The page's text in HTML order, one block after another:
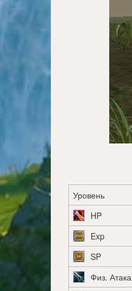
Уровень
HP
Exp
SP
Физ. Атака